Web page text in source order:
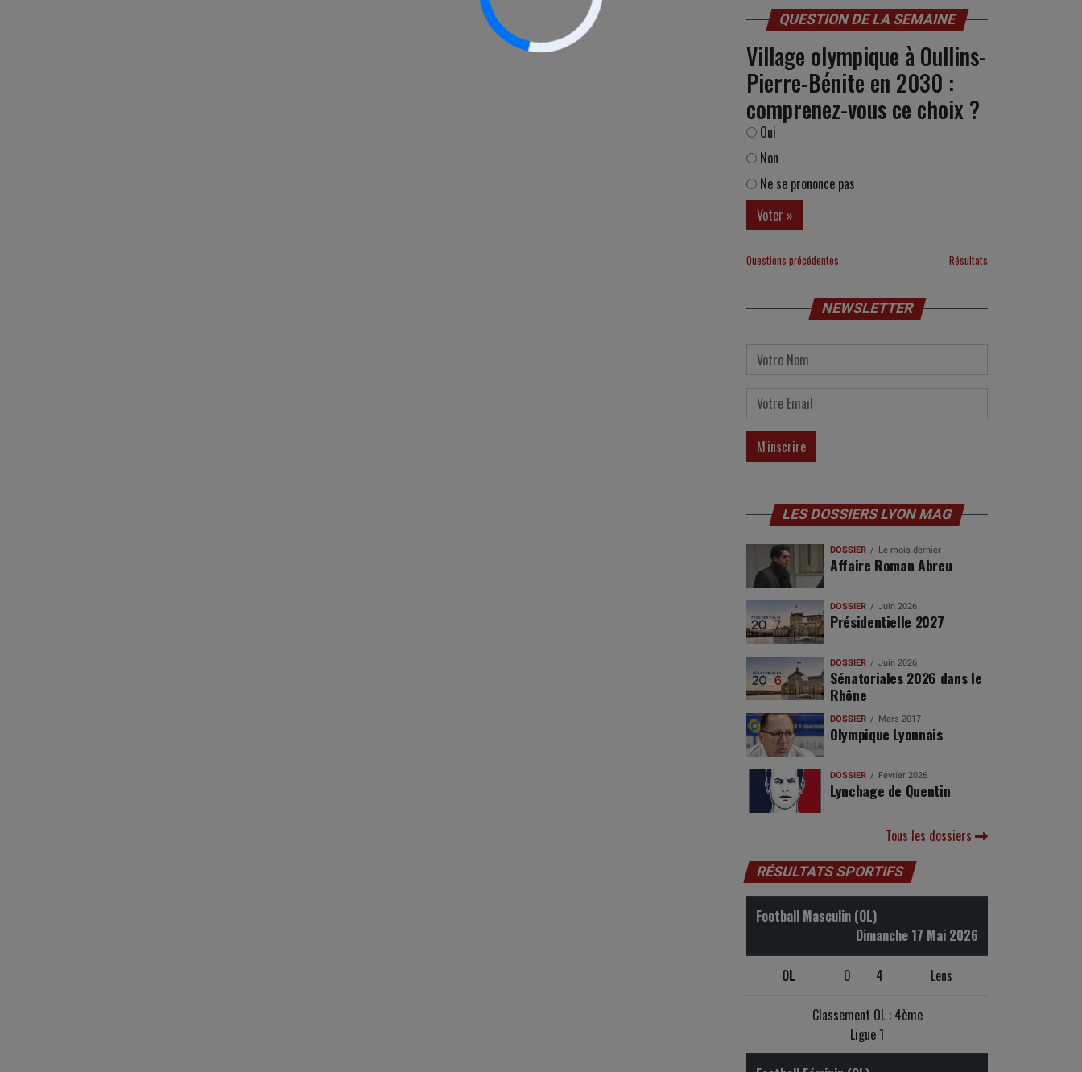
QUESTION DE LA SEMAINE
Village olympique à Oullins-
Pierre-Bénite en 2030 :
comprenez-vous ce choix ?
Oui
Non
Ne se prononce pas
Questions précédentes Résultats
NEWSLETTER
LES DOSSIERS LYON MAG
DOSSIER Le mois dernier
Affaire Roman Abreu
DOSSIER Juin 2026
Présidentielle 2027
DOSSIER Juin 2026
Sénatoriales 2026 dans le
Rhône
DOSSIER Mars 2017
Olympique Lyonnais
DOSSIER Février 2026
Lynchage de Quentin
Tous les dossiers
RÉSULTATS SPORTIFS
Football Masculin (OL)
Dimanche 17 Mai 2026
OL 0 4 Lens
Classement OL : 4ème
Ligue 1